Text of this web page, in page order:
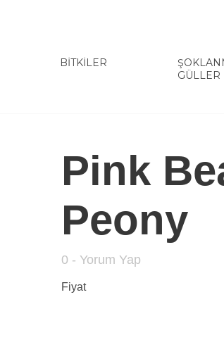
BİTKİLER
GÜLLER
Pink
Peony
0 - Yorum Yap
Fiyat